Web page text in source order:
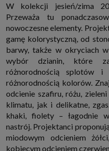
(zwykle nie więcej niż 3 lata, a
podstawą przetwarzania danych
do czasu zgłoszenia przez Ciebie
Przekazywanie danych
Administratorzy danych mogą
księgowym, agencjom
podstawie umowy o powierzenie
taki podmiot do odpowiedniego
nich do własnych celów.
Cookies
Na naszych stronach używamy
np. cookie lub local storage
osobowych w celu
ruchu na stronach, aplikacjach i w
wykorzystują również
Partnerzy, którzy także chcą
Cookies to dane informatyczne
Twoim urządzeniu końcowym (tj.
W kolekcji jesień/zima
Przeważa tu
nowoczesne elementy.
gamę kolorystyczną, od
barwy, także w okryciach
wybór dzianin, które
różnorodnością splotów
różnorodnością kolorów.
odcienie szafiru, różu,
klimatu, jak i delikatne,
khaki, fiolety – łagodnie
nastrój. Projektanci
miodowym odcieniem
kobiecym odcieniem